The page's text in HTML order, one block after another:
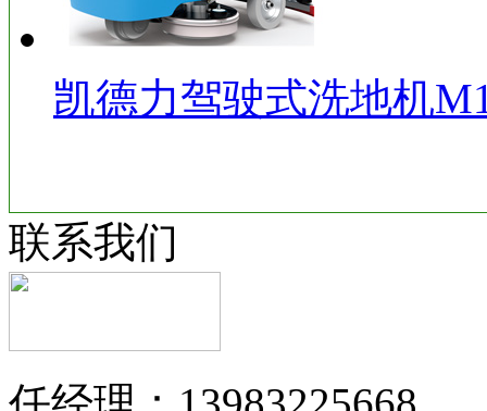
凯德力驾驶式洗地机
联系我们